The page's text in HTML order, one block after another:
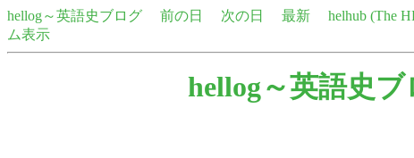
hellog～英語史ブログ 前の日 次の日 最新 helhub (The
ム表示
hellog～英語史ブ